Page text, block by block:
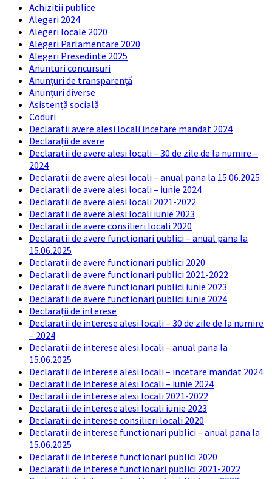
Achizitii publice
Alegeri 2024
Alegeri locale 2020
Alegeri Parlamentare 2020
Alegeri Presedinte 2025
Anunturi concursuri
Anunțuri de transparență
Anunțuri diverse
Asistență socială
Coduri
Declaratii avere alesi locali incetare mandat 2024
Declarații de avere
Declaratii de avere alesi locali – 30 de zile de la numire –
2024
Declaratii de avere alesi locali – anual pana la 15.06.2025
Declaratii de avere alesi locali – iunie 2024
Declaratii de avere alesi locali 2021-2022
Declaratii de avere alesi locali iunie 2023
Declaratii de avere consilieri locali 2020
Declaratii de avere functionari publici – anual pana la
15.06.2025
Declaratii de avere functionari publici 2020
Declaratii de avere functionari publici 2021-2022
Declaratii de avere functionari publici iunie 2023
Declaratii de avere functionari publici iunie 2024
Declarații de interese
Declaratii de interese alesi locali – 30 de zile de la numire
– 2024
Declaratii de interese alesi locali – anual pana la
15.06.2025
Declaratii de interese alesi locali – incetare mandat 2024
Declaratii de interese alesi locali – iunie 2024
Declaratii de interese alesi locali 2021-2022
Declaratii de interese alesi locali iunie 2023
Declaratii de interese consilieri locali 2020
Declaratii de interese functionari publici – anual pana la
15.06.2025
Declaratii de interese functionari publici 2020
Declaratii de interese functionari publici 2021-2022